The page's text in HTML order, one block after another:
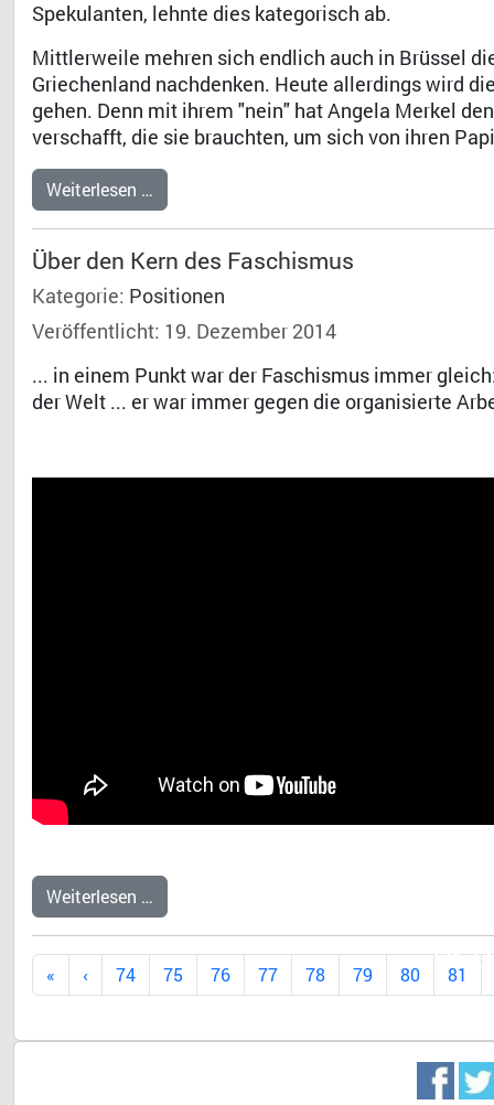
Dr.
Spekulanten, lehnte dies kategorisch ab.
Mittlerweile mehren sich endlich auch in Brüssel
Griechenland nachdenken. Heute allerdings wird
gehen. Denn mit ihrem "nein" hat Angela Merkel
verschafft, die sie brauchten, um sich von ihren
Weiterlesen …
Über den Kern des Faschismus
Kategorie: Positionen
Veröffentlicht: 19. Dezember 2014
... in einem Punkt war der Faschismus immer
der Welt ... er war immer gegen die organisierte
Weiterlesen …
74 75 76 77 78 79 80 81